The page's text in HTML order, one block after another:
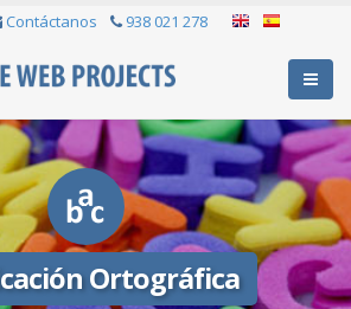
Contáctanos 938 021 278
Ortográfica